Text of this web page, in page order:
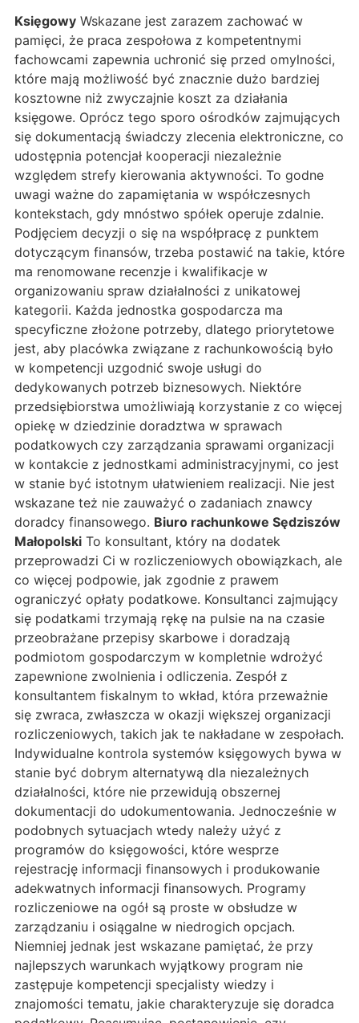
Księgowy Wskazane jest zarazem zachować w
pamięci, że praca zespołowa z kompetentnymi
fachowcami zapewnia uchronić się przed omylności,
które mają możliwość być znacznie dużo bardziej
kosztowne niż zwyczajnie koszt za działania
księgowe. Oprócz tego sporo ośrodków zajmujących
się dokumentacją świadczy zlecenia elektroniczne, co
udostępnia potencjał kooperacji niezależnie
względem strefy kierowania aktywności. To godne
uwagi ważne do zapamiętania w współczesnych
kontekstach, gdy mnóstwo spółek operuje zdalnie.
Podjęciem decyzji o się na współpracę z punktem
dotyczącym finansów, trzeba postawić na takie, które
ma renomowane recenzje i kwalifikacje w
organizowaniu spraw działalności z unikatowej
kategorii. Każda jednostka gospodarcza ma
specyficzne złożone potrzeby, dlatego priorytetowe
jest, aby placówka związane z rachunkowością było
w kompetencji uzgodnić swoje usługi do
dedykowanych potrzeb biznesowych. Niektóre
przedsiębiorstwa umożliwiają korzystanie z co więcej
opiekę w dziedzinie doradztwa w sprawach
podatkowych czy zarządzania sprawami organizacji
w kontakcie z jednostkami administracyjnymi, co jest
w stanie być istotnym ułatwieniem realizacji. Nie jest
wskazane też nie zauważyć o zadaniach znawcy
doradcy finansowego. Biuro rachunkowe Sędziszów
Małopolski To konsultant, który na dodatek
przeprowadzi Ci w rozliczeniowych obowiązkach, ale
co więcej podpowie, jak zgodnie z prawem
ograniczyć opłaty podatkowe. Konsultanci zajmujący
się podatkami trzymają rękę na pulsie na na czasie
przeobrażane przepisy skarbowe i doradzają
podmiotom gospodarczym w kompletnie wdrożyć
zapewnione zwolnienia i odliczenia. Zespół z
konsultantem fiskalnym to wkład, która przeważnie
się zwraca, zwłaszcza w okazji większej organizacji
rozliczeniowych, takich jak te nakładane w zespołach.
Indywidualne kontrola systemów księgowych bywa w
stanie być dobrym alternatywą dla niezależnych
działalności, które nie przewidują obszernej
dokumentacji do udokumentowania. Jednocześnie w
podobnych sytuacjach wtedy należy użyć z
programów do księgowości, które wesprze
rejestrację informacji finansowych i produkowanie
adekwatnych informacji finansowych. Programy
rozliczeniowe na ogół są proste w obsłudze w
zarządzaniu i osiągalne w niedrogich opcjach.
Niemniej jednak jest wskazane pamiętać, że przy
najlepszych warunkach wyjątkowy program nie
zastępuje kompetencji specjalisty wiedzy i
znajomości tematu, jakie charakteryzuje się doradca